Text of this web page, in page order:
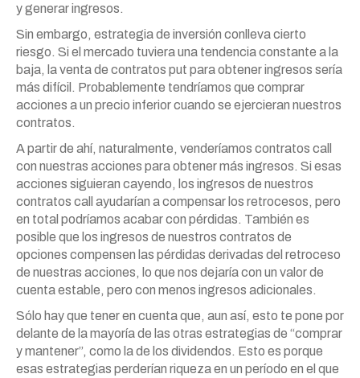
y generar ingresos.
Sin embargo, estrategia de inversión conlleva cierto
riesgo. Si el mercado tuviera una tendencia constante a la
baja, la venta de contratos put para obtener ingresos sería
más difícil. Probablemente tendríamos que comprar
acciones a un precio inferior cuando se ejercieran nuestros
contratos.
A partir de ahí, naturalmente, venderíamos contratos call
con nuestras acciones para obtener más ingresos. Si esas
acciones siguieran cayendo, los ingresos de nuestros
contratos call ayudarían a compensar los retrocesos, pero
en total podríamos acabar con pérdidas. También es
posible que los ingresos de nuestros contratos de
opciones compensen las pérdidas derivadas del retroceso
de nuestras acciones, lo que nos dejaría con un valor de
cuenta estable, pero con menos ingresos adicionales.
Sólo hay que tener en cuenta que, aun así, esto te pone por
delante de la mayoría de las otras estrategias de “comprar
y mantener”, como la de los dividendos. Esto es porque
esas estrategias perderían riqueza en un período en el que